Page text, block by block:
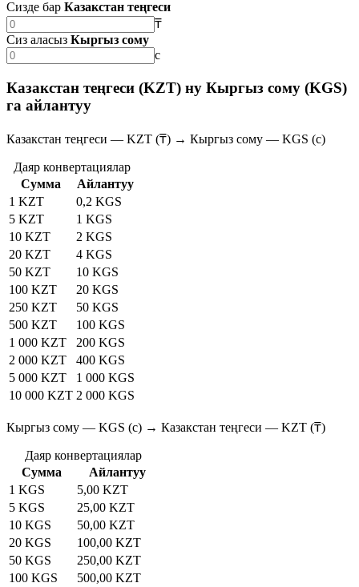
Сизде бар Казакстан теңгеси
₸
Сиз аласыз Кыргыз сому
с
Казакстан теңгеси (KZT) ну Кыргыз сому (KGS)
га айлантуу
Казакстан теңгеси — KZT (₸) → Кыргыз сому — KGS (с)
Даяр конвертациялар
Сумма
Айлантуу
1 KZT
0,2 KGS
5 KZT
1 KGS
10 KZT
2 KGS
20 KZT
4 KGS
50 KZT
10 KGS
100 KZT
20 KGS
250 KZT
50 KGS
500 KZT
100 KGS
1 000 KZT
200 KGS
2 000 KZT
400 KGS
5 000 KZT
1 000 KGS
10 000 KZT 2 000 KGS
Кыргыз сому — KGS (с) → Казакстан теңгеси — KZT (₸)
Даяр конвертациялар
Сумма
Айлантуу
1 KGS
5,00 KZT
5 KGS
25,00 KZT
10 KGS
50,00 KZT
20 KGS
100,00 KZT
50 KGS
250,00 KZT
100 KGS
500,00 KZT